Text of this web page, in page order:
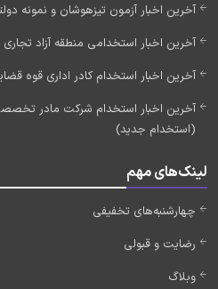
آخرین اخبار آزمون تیزهوشان و نمونه
آخرین اخبار استخدامی منطقه آزاد تجاری
آخرین اخبار استخدام کادر اداری قوه قضاییه 1405 (به
(استخدام جدید)
لینک‌های مهم
چهارشنبه‌های تخفیفی
رضایت و قبولی
وبلاگ